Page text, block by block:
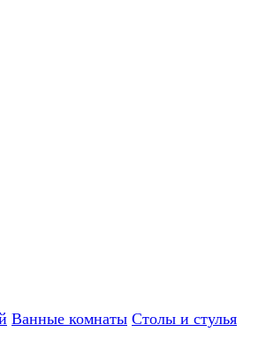
Ванные комнаты Столы и стулья